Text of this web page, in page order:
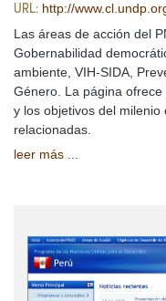
URL: http://
Las áreas de acción del
Gobernabilidad
ambiente, VIH-SIDA,
Género. La página
y los objetivos del
relacionadas.
leer más ...